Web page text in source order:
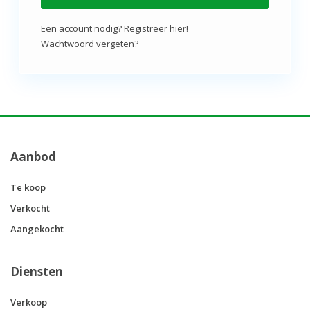
Een account nodig? Registreer hier!
Wachtwoord vergeten?
Aanbod
Te koop
Verkocht
Aangekocht
Diensten
Verkoop